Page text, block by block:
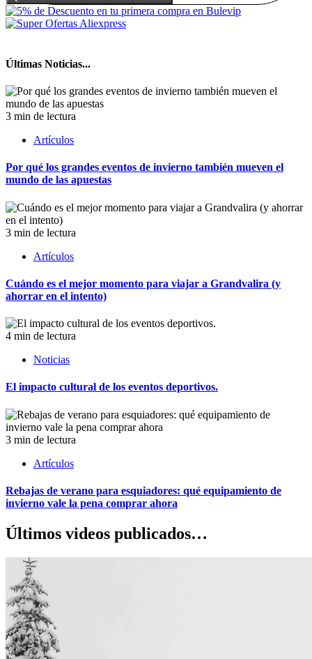
Últimas Noticias...
3 min de lectura
Artículos
Por qué los grandes eventos de invierno también mueven el
mundo de las apuestas
3 min de lectura
Artículos
Cuándo es el mejor momento para viajar a Grandvalira (y
ahorrar en el intento)
4 min de lectura
Noticias
El impacto cultural de los eventos deportivos.
3 min de lectura
Artículos
Rebajas de verano para esquiadores: qué equipamiento de
invierno vale la pena comprar ahora
Últimos videos publicados…